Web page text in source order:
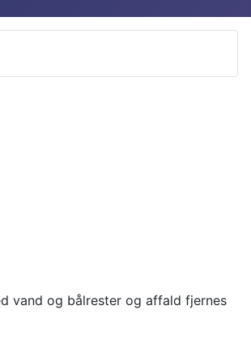
vand og bålrester og affald fjernes